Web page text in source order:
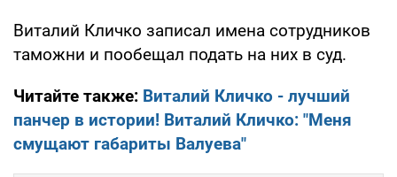
Виталий Кличко записал имена сотрудников
таможни и пообещал подать на них в суд.
Читайте также: Виталий Кличко - лучший
панчер в истории! Виталий Кличко: "Меня
смущают габариты Валуева"